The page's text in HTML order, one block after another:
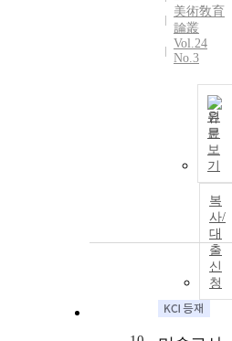
美術敎育
論叢
Vol.24
No.3
원
문
보
기
복
사/
대
출
신
청